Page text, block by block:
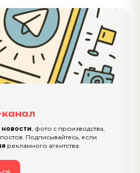
канал
, фото с производства,
Подписывайтесь, если
рекламного агентства.